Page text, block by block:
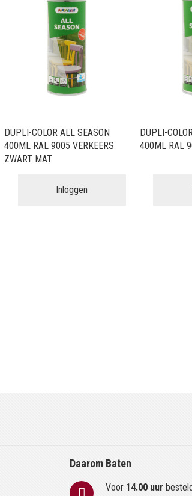
DUPLI-COLOR ALL SEASON
400ML RAL 9005 VERKEERS
ZWART MAT
Inloggen
DUPLI-
400ML RAL
Daarom Baten
Voor 14.00 uur